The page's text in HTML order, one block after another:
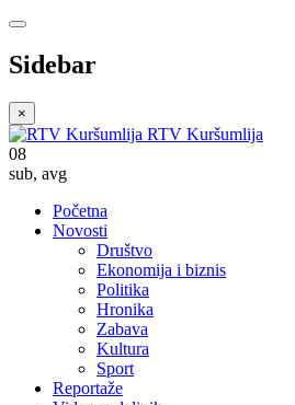
Sidebar
×
RTV Kuršumlija
08
sub, avg
Početna
Novosti
Društvo
Ekonomija i biznis
Politika
Hronika
Zabava
Kultura
Sport
Reportaže